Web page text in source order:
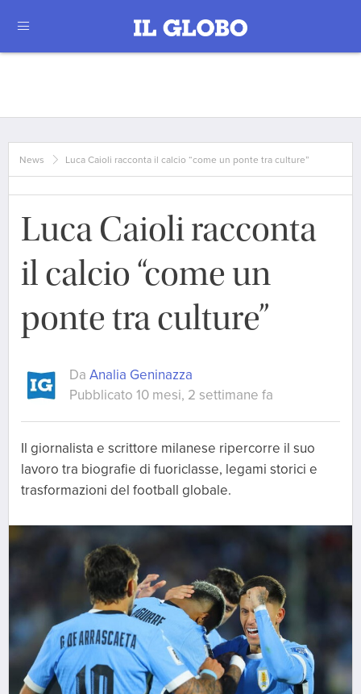
News Luca Caioli racconta il calcio “come un ponte tra culture”
Luca Caioli racconta
il calcio “come un
ponte tra culture”
Da Analia Geninazza
Pubblicato 10 mesi, 2 settimane fa
Il giornalista e scrittore milanese ripercorre il suo
lavoro tra biografie di fuoriclasse, legami storici e
trasformazioni del football globale.